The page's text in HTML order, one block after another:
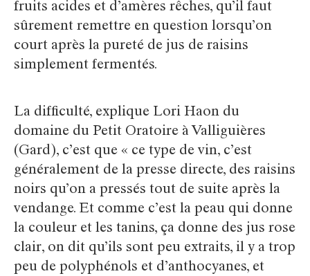
fruits acides et d’amères rêches, qu’il faut
sûrement remettre en question lorsqu’on
court après la pureté de jus de raisins
simplement fermentés.
La difficulté, explique Lori Haon du
domaine du Petit Oratoire à Valliguières
(Gard), c’est que « ce type de vin, c’est
généralement de la presse directe, des raisins
noirs qu’on a pressés tout de suite après la
vendange. Et comme c’est la peau qui donne
la couleur et les tanins, ça donne des jus rose
clair, on dit qu’ils sont peu extraits, il y a trop
peu de polyphénols et d’anthocyanes, et